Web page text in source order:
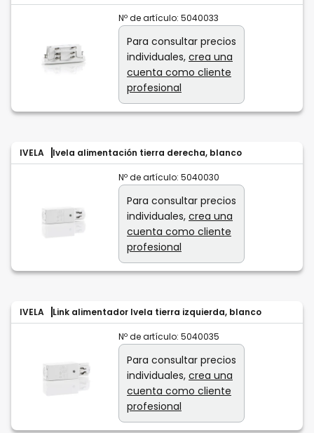
Nº de artículo: 5040033
Para consultar precios
individuales, crea una
cuenta como cliente
profesional
IVELA Ivela alimentación tierra derecha, blanco
Nº de artículo: 5040030
Para consultar precios
individuales, crea una
cuenta como cliente
profesional
IVELA Link alimentador Ivela tierra izquierda, blanco
Nº de artículo: 5040035
Para consultar precios
individuales, crea una
cuenta como cliente
profesional